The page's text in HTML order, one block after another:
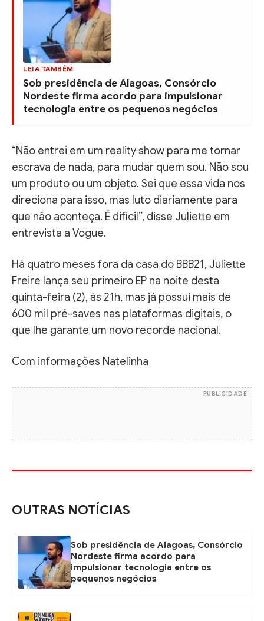
LEIA TAMBÉM
Sob presidência de Alagoas, Consórcio
Nordeste firma acordo para impulsionar
tecnologia entre os pequenos negócios
“Não entrei em um reality show para me tornar
escrava de nada, para mudar quem sou. Não sou
um produto ou um objeto. Sei que essa vida nos
direciona para isso, mas luto diariamente para
que não aconteça. É difícil”, disse Juliette em
entrevista a Vogue.
Há quatro meses fora da casa do BBB21, Juliette
Freire lança seu primeiro EP na noite desta
quinta-feira (2), às 21h, mas já possui mais de
600 mil pré-saves nas plataformas digitais, o
que lhe garante um novo recorde nacional.
Com informações Natelinha
PUBLICIDADE
OUTRAS NOTÍCIAS
Sob presidência de Alagoas, Consórcio
Nordeste firma acordo para
impulsionar tecnologia entre os
pequenos negócios